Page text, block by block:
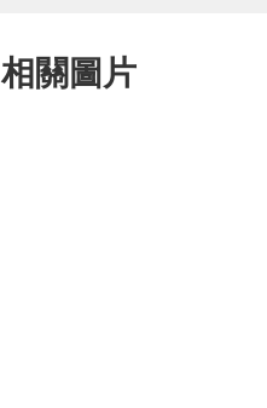
相關圖片